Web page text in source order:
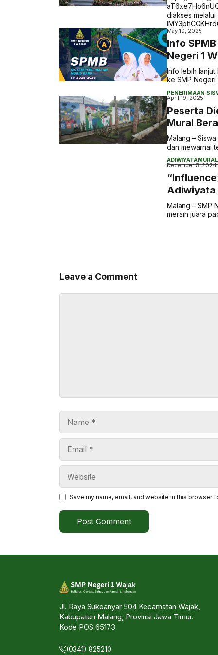
diakses
May 10, 2025
Info
Negeri 1
Info lebih lanjut
ke SMP Negeri
PENERIMAAN
April 19, 2025
Peserta
Mural
Malang –
dan mewarnai
ADIWIYATAMURAL
December 5, 2024
Adiwiyata
Malang – SMP
meraih juara
Leave a Comment
Save my name, email, and website in this browser
Jl. Raya Sukoanyar 504 Kecamatan Wajak,
Kabupaten Malang, Provinsi Jawa Timur.
Kode POS 65173
(0341) 825210